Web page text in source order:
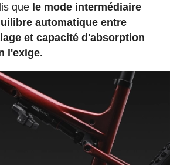
que le mode intermédiaire
automatique entre
et capacité d'absorption
l'exige.